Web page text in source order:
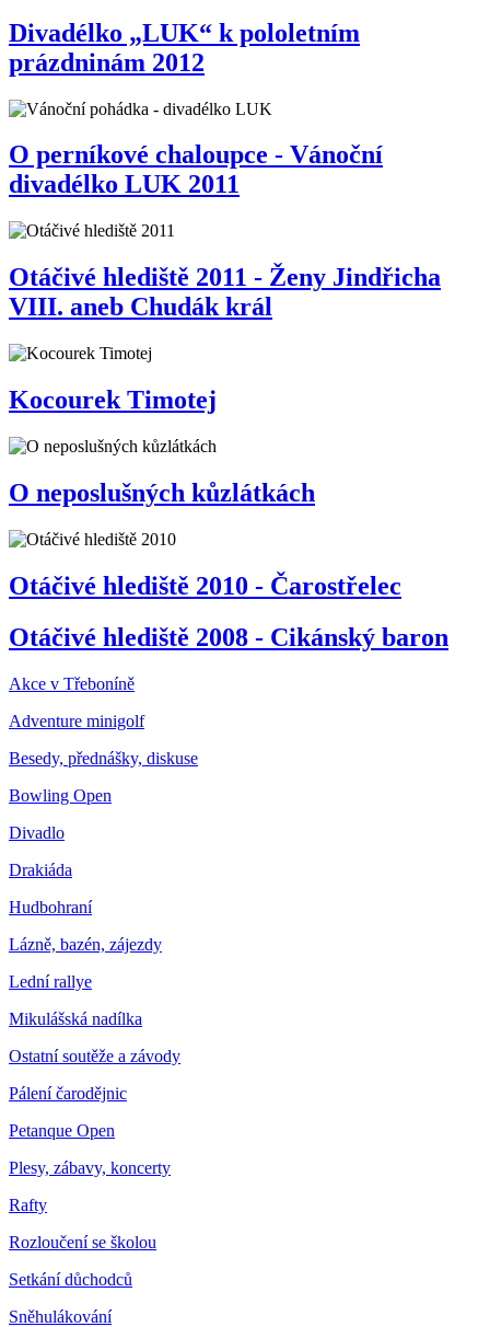
Divadélko „LUK“ k pololetním
prázdninám 2012
O perníkové chaloupce - Vánoční
divadélko LUK 2011
Otáčivé hlediště 2011 - Ženy Jindřicha
VIII. aneb Chudák král
Kocourek Timotej
O neposlušných kůzlátkách
Otáčivé hlediště 2010 - Čarostřelec
Otáčivé hlediště 2008 - Cikánský baron
Akce v Třeboníně
Adventure minigolf
Besedy, přednášky, diskuse
Bowling Open
Divadlo
Drakiáda
Hudbohraní
Lázně, bazén, zájezdy
Lední rallye
Mikulášská nadílka
Ostatní soutěže a závody
Pálení čarodějnic
Petanque Open
Plesy, zábavy, koncerty
Rafty
Rozloučení se školou
Setkání důchodců
Sněhulákování